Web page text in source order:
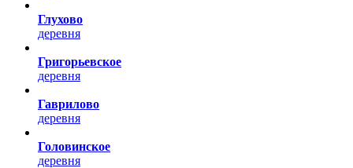
Глухово
деревня
Григорьевское
деревня
Гаврилово
деревня
Головинское
деревня